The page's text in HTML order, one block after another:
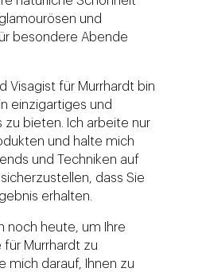
und
besondere Abende
Visagist für Murrhardt bin
einzigartiges und
zu bieten. Ich arbeite nur
und halte mich
und Techniken auf
dass Sie
erhalten.
noch heute, um Ihre
für Murrhardt zu
mich darauf, Ihnen zu